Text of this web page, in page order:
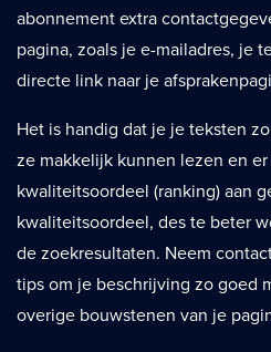
abonnement extra
pagina, zoals je e-mailadres, je
directe link naar je
Het is handig dat je je teksten
ze makkelijk kunnen lezen en
kwaliteitsoordeel (ranking) aan
kwaliteitsoordeel, des te beter
de zoekresultaten. Neem
tips om je beschrijving zo goed
overige bouwstenen van je